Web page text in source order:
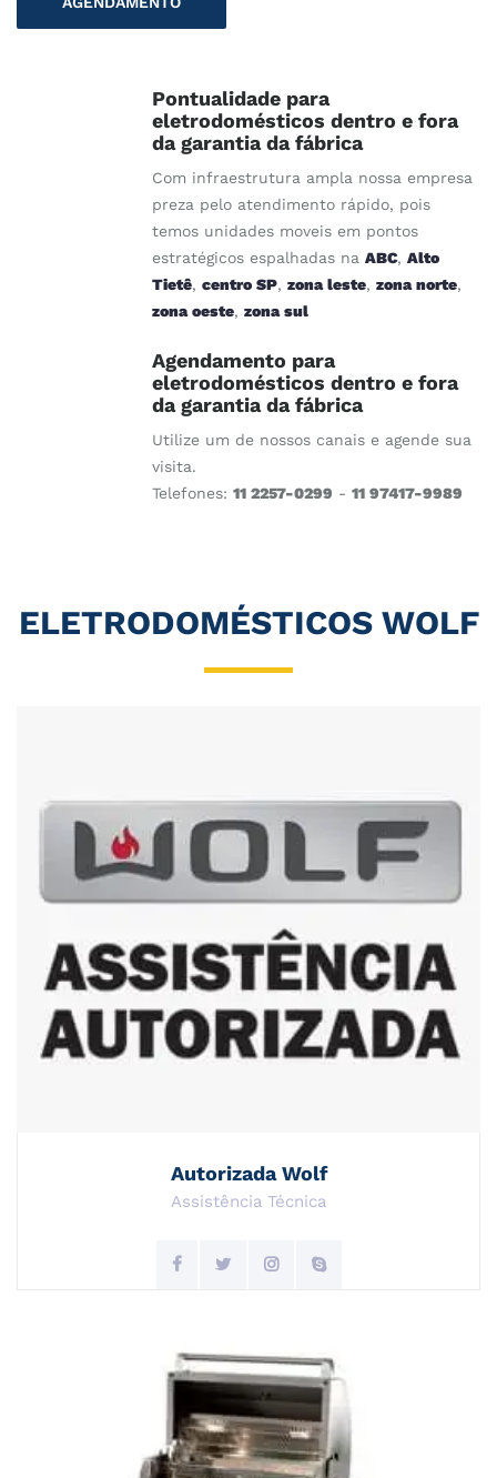
Pontualidade para
eletrodomésticos dentro e fora
da garantia da fábrica
Com infraestrutura ampla nossa empresa
preza pelo atendimento rápido, pois
temos unidades moveis em pontos
estratégicos espalhadas naABC,Alto
Tietê,centro SP,zona leste,zona norte,
zona oeste,zona sul
Agendamento para
eletrodomésticos dentro e fora
da garantia da fábrica
Utilize um de nossos canais e agende sua
visita.
Telefones:11 2257-0299 -11 97417-9989
ELETRODOMÉSTICOS WOLF
Autorizada Wolf
Assistência Técnica